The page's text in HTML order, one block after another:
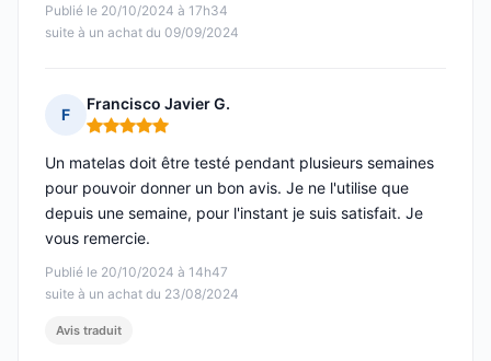
Publié le 20/10/2024 à 17h34
suite à un achat du 09/09/2024
F
Francisco Javier G.
Note : 5 sur 5
Publié le 20/10/2024 à 14h47
suite à un achat du 23/08/2024
Un matelas doit être testé pendant plusieurs semaines
pour pouvoir donner un bon avis. Je ne l'utilise que
depuis une semaine, pour l'instant je suis satisfait. Je
vous remercie.
Avis traduit